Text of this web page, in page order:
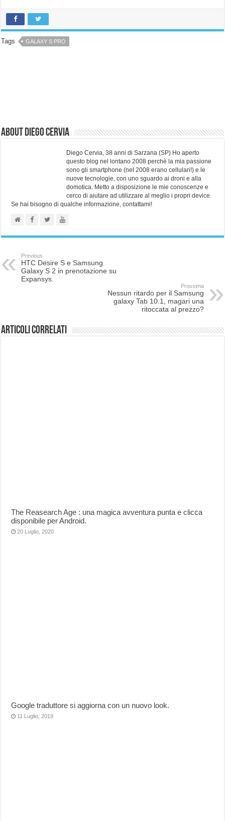
Tags GALAXY S PRO
About Diego Cervia
Diego Cervia, 38 anni di Sarzana (SP) Ho aperto
questo blog nel lontano 2008 perchè la mia passione
sono gli smartphone (nel 2008 erano cellulari!) e le
nuove tecnologie, con uno sguardo ai droni e alla
domotica. Metto a disposizione le mie conoscenze e
cerco di aiutare ad utilizzare al meglio i propri device.
Se hai bisogno di qualche informazione, contattami!
Previous
HTC Desire S e Samsung
Galaxy S 2 in prenotazione su
Expansys.
Prossima
Nessun ritardo per il Samsung
galaxy Tab 10.1, magari una
ritoccata al prezzo?
Articoli correlati
The Reasearch Age : una magica avventura punta e clicca
disponibile per Android.
20 Luglio, 2020
Google traduttore si aggiorna con un nuovo look.
11 Luglio, 2019